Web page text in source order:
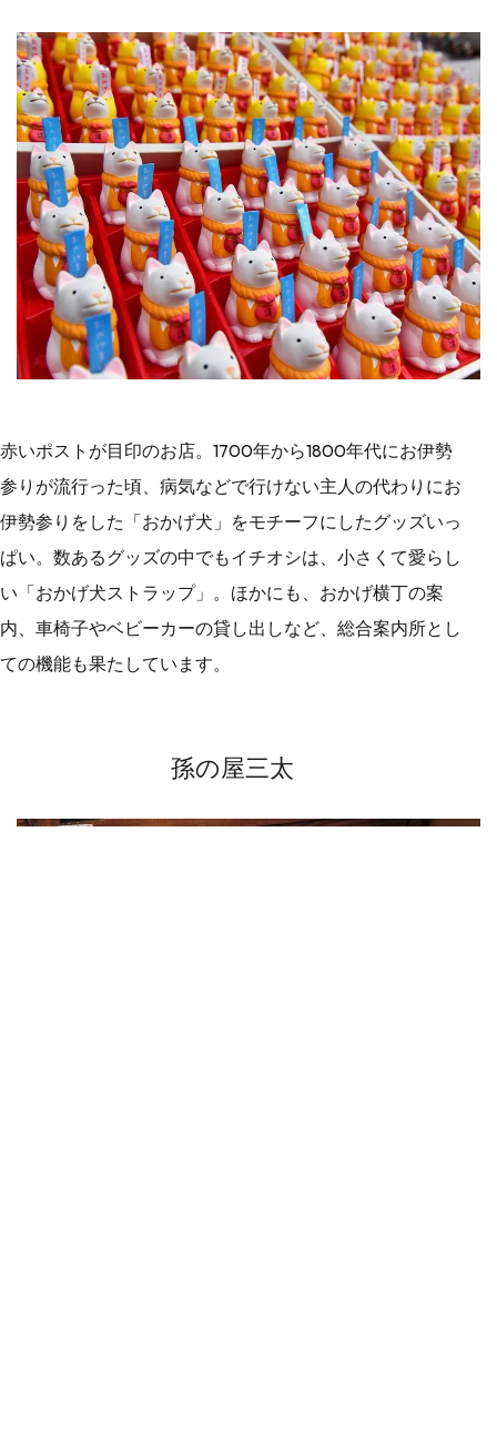
赤いポストが目印のお店。1700年から1800年代にお伊勢
参りが流行った頃、病気などで行けない主人の代わりにお
伊勢参りをした「おかげ犬」をモチーフにしたグッズいっ
ぱい。数あるグッズの中でもイチオシは、小さくて愛らし
い「おかげ犬ストラップ」。ほかにも、おかげ横丁の案
内、車椅子やベビーカーの貸し出しなど、総合案内所とし
ての機能も果たしています。
孫の屋三太